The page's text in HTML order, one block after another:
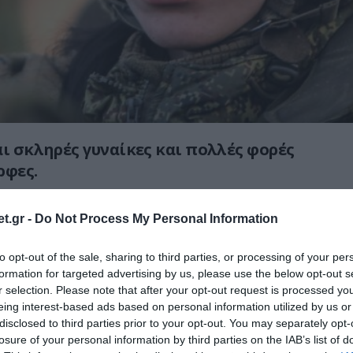
- Do Not Process My Personal Information
opt-out of the sale, sharing to third parties, or processing of your
for targeted advertising by us, please use the below opt-out
selection. Please note that after your opt-out request is processed
interest-based ads based on personal information utilized by us
to third parties prior to your opt-out. You may separately
of your personal information by third parties on the IAB’s list of
σκληρές γυναίκες και πολλές φορές
εδάφους της πατρίδας τους.
Ρωσίδα μέλος της Εθνοφρουράς
πόλη Μπρίανσκ αναζητώντας